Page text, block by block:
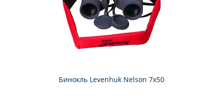
Бинокль Levenhuk Nelson 7x50